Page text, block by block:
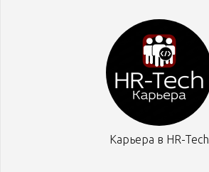
Карьера в HR-Tech